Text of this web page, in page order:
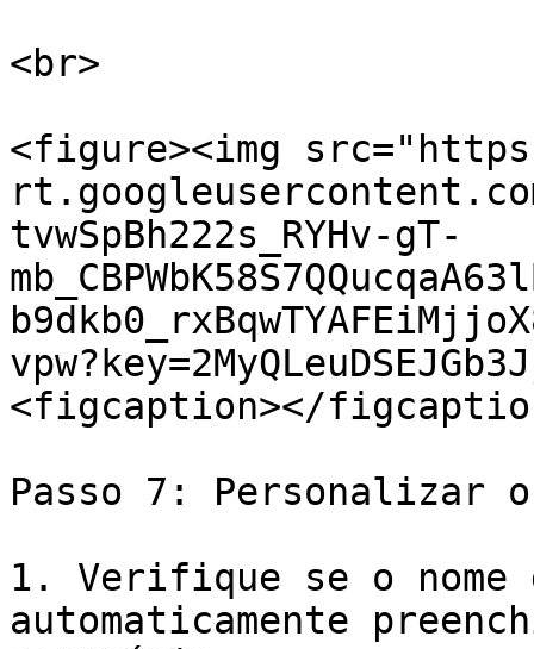
<br>
<figure><img
tvwSpBh222s_RYHv-gT-
<figcaption></
Passo 7: Personalizar o
1. Verifique se o
automaticamente